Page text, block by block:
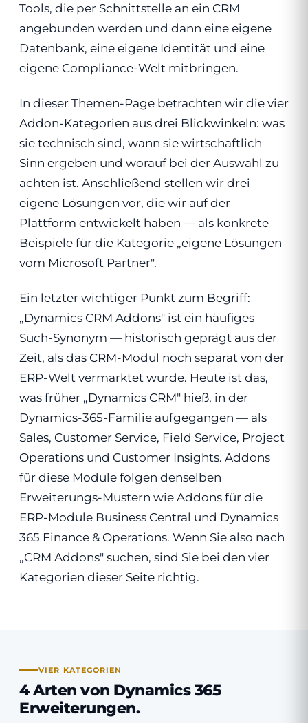
Tools, die per Schnittstelle an ein CRM
angebunden werden und dann eine eigene
Datenbank, eine eigene Identität und eine
eigene Compliance-Welt mitbringen.
In dieser Themen-Page betrachten wir die vier
Addon-Kategorien aus drei Blickwinkeln: was
sie technisch sind, wann sie wirtschaftlich
Sinn ergeben und worauf bei der Auswahl zu
achten ist. Anschließend stellen wir drei
eigene Lösungen vor, die wir auf der
Plattform entwickelt haben — als konkrete
Beispiele für die Kategorie „eigene Lösungen
vom Microsoft Partner".
Ein letzter wichtiger Punkt zum Begriff:
„Dynamics CRM Addons" ist ein häufiges
Such-Synonym — historisch geprägt aus der
Zeit, als das CRM-Modul noch separat von der
ERP-Welt vermarktet wurde. Heute ist das,
was früher „Dynamics CRM" hieß, in der
Dynamics-365-Familie aufgegangen — als
Sales, Customer Service, Field Service, Project
Operations und Customer Insights. Addons
für diese Module folgen denselben
Erweiterungs-Mustern wie Addons für die
ERP-Module Business Central und Dynamics
365 Finance & Operations. Wenn Sie also nach
„CRM Addons" suchen, sind Sie bei den vier
Kategorien dieser Seite richtig.
VIER KATEGORIEN
4 Arten von Dynamics 365
Erweiterungen.